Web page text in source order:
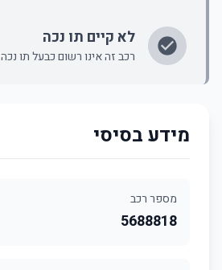
לא קיים תו נכה
רכב זה אינו רשום כבעל תו נכה
מידע בסיסי
מספר רכב
5688818